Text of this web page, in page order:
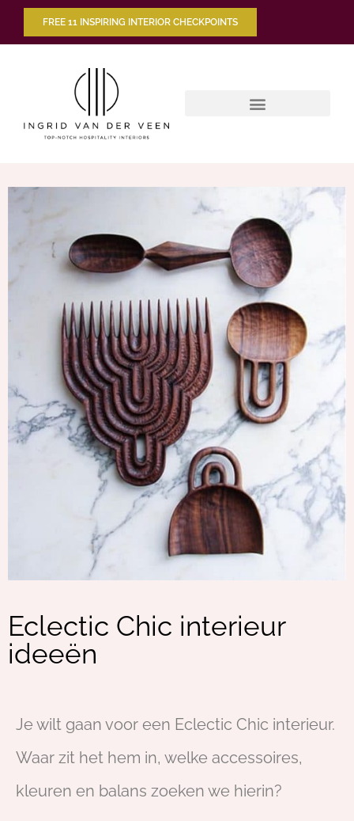
FREE 11 INSPIRING INTERIOR CHECKPOINTS
Eclectic Chic interieur
ideeën
Je wilt gaan voor een Eclectic Chic interieur.
Waar zit het hem in, welke accessoires,
kleuren en balans zoeken we hierin?